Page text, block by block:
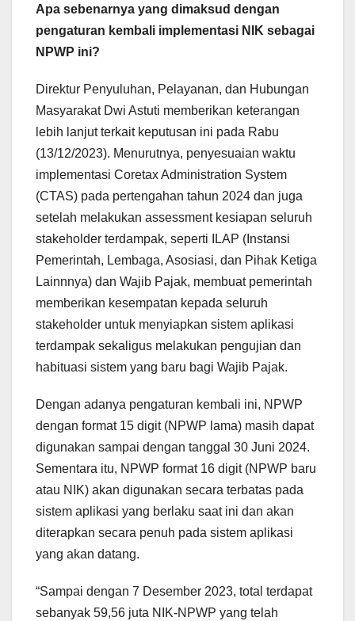
Apa sebenarnya yang dimaksud dengan
pengaturan kembali implementasi NIK sebagai
NPWP ini?
Direktur Penyuluhan, Pelayanan, dan Hubungan
Masyarakat Dwi Astuti memberikan keterangan
lebih lanjut terkait keputusan ini pada Rabu
(13/12/2023). Menurutnya, penyesuaian waktu
implementasi Coretax Administration System
(CTAS) pada pertengahan tahun 2024 dan juga
setelah melakukan assessment kesiapan seluruh
stakeholder terdampak, seperti ILAP (Instansi
Pemerintah, Lembaga, Asosiasi, dan Pihak Ketiga
Lainnnya) dan Wajib Pajak, membuat pemerintah
memberikan kesempatan kepada seluruh
stakeholder untuk menyiapkan sistem aplikasi
terdampak sekaligus melakukan pengujian dan
habituasi sistem yang baru bagi Wajib Pajak.
Dengan adanya pengaturan kembali ini, NPWP
dengan format 15 digit (NPWP lama) masih dapat
digunakan sampai dengan tanggal 30 Juni 2024.
Sementara itu, NPWP format 16 digit (NPWP baru
atau NIK) akan digunakan secara terbatas pada
sistem aplikasi yang berlaku saat ini dan akan
diterapkan secara penuh pada sistem aplikasi
yang akan datang.
“Sampai dengan 7 Desember 2023, total terdapat
sebanyak 59,56 juta NIK-NPWP yang telah